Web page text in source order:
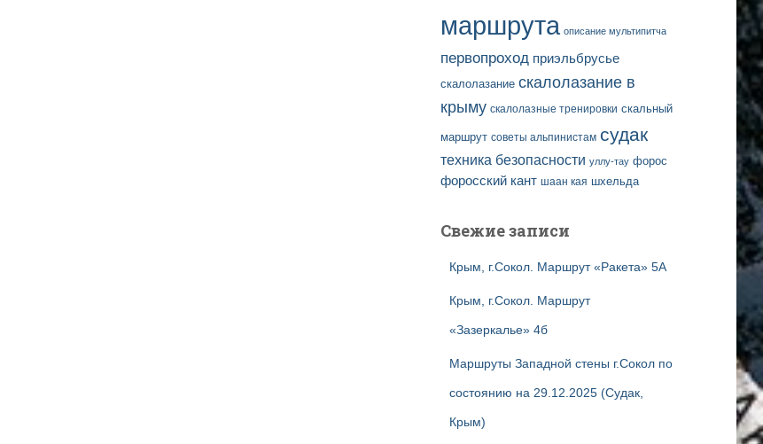
маршрута описание мультипитча
первопроход приэльбрусье
скалолазание скалолазание в
крыму скалолазные тренировки скальный
маршрут советы альпинистам судак
техника безопасности уллу-тау форос
форосский кант шаан кая шхельда
Свежие записи
Крым, г.Сокол. Маршрут «Ракета» 5А
Крым, г.Сокол. Маршрут
«Зазеркалье» 4б
Маршруты Западной стены г.Сокол по
состоянию на 29.12.2025 (Судак,
Крым)